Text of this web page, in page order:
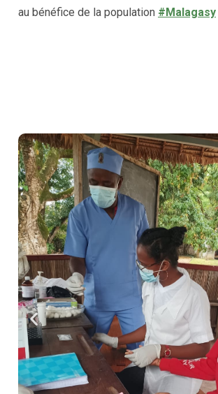
au bénéfice de la population #Malagasy